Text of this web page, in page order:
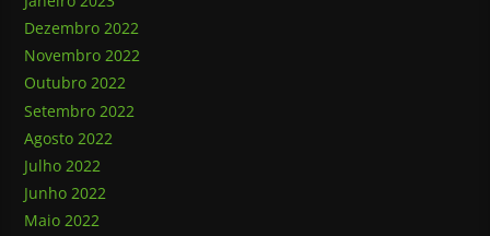
Dezembro 2022
Novembro 2022
Outubro 2022
Setembro 2022
Agosto 2022
Julho 2022
Junho 2022
Maio 2022